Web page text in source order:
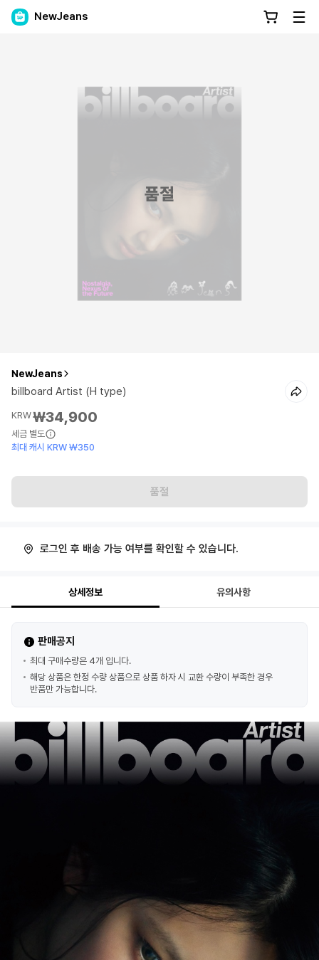
NewJeans
품절
NewJeans
billboard Artist (H type)
KRW₩34,900
세금 별도
최대 캐시 KRW ₩350
품절
로그인 후 배송 가능 여부를 확인할 수 있습니다.
상세정보 유의사항
판매공지
최대 구매수량은 4개 입니다.
해당 상품은 한정 수량 상품으로 상품 하자 시 교환 수량이 부족한 경우
반품만 가능합니다.